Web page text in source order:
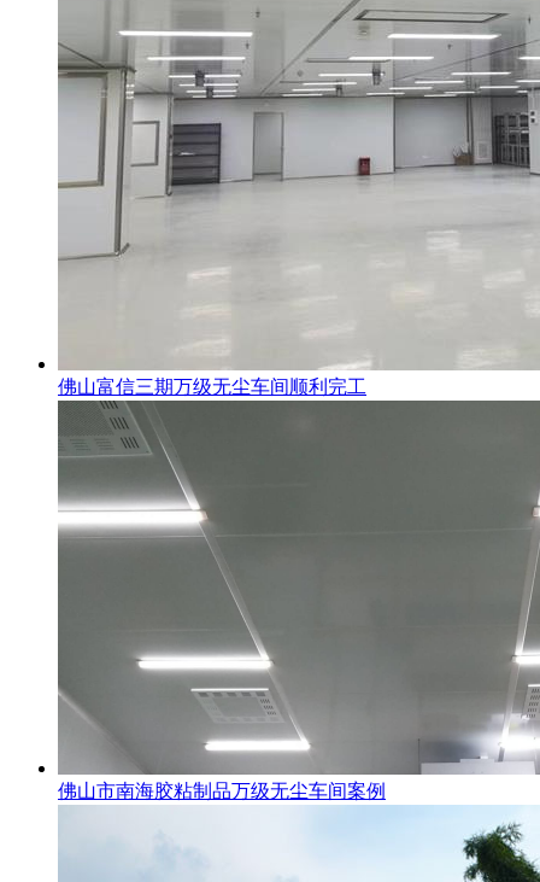
佛山富信三期万级无尘车间顺利完工
佛山市南海胶粘制品万级无尘车间案例